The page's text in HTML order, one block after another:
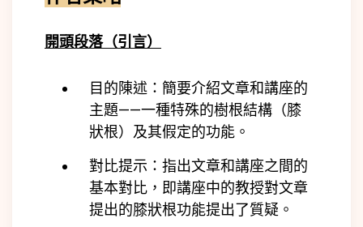
開頭段落（引言）
目的陳述：簡要介紹文章和講座的
主題——一種特殊的樹根結構（膝
狀根）及其假定的功能。
對比提示：指出文章和講座之間的
基本對比，即講座中的教授對文章
提出的膝狀根功能提出了質疑。